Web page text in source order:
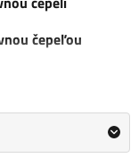
čepeľou